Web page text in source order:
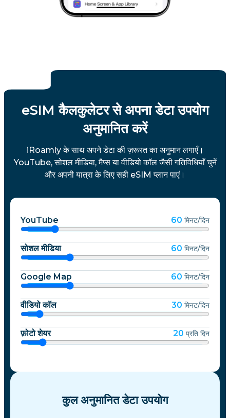
eSIM कैलकुलेटर से अपना डेटा उपयोग
अनुमानित करें
iRoamly के साथ अपने डेटा की ज़रूरत का अनुमान लगाएँ।
YouTube, सोशल मीडिया, मैप्स या वीडियो कॉल जैसी गतिविधियाँ चुनें
और अपनी यात्रा के लिए सही eSIM प्लान पाएं।
YouTube 60 मिनट/दिन
सोशल मीडिया 60 मिनट/दिन
Google Map 60 मिनट/दिन
वीडियो कॉल 30 मिनट/दिन
फ़ोटो शेयर 20 प्रति दिन
कुल अनुमानित डेटा उपयोग